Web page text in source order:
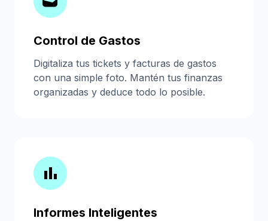
Control de Gastos
Digitaliza tus tickets y facturas de gastos
con una simple foto. Mantén tus finanzas
organizadas y deduce todo lo posible.
bar_chart
Informes Inteligentes